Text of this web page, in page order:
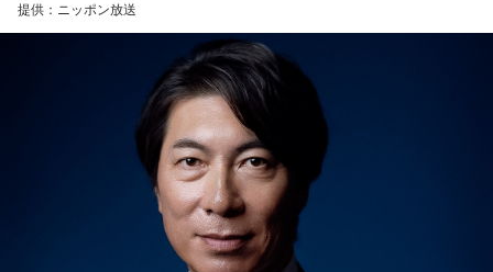
提供：ニッポン放送